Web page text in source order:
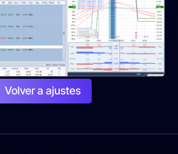
Volver a ajustes